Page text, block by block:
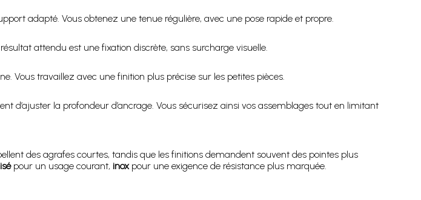
adapté. Vous obtenez une tenue régulière, avec une pose rapide et propre.
attendu est une fixation discrète, sans surcharge visuelle.
Vous travaillez avec une finition plus précise sur les petites pièces.
d’ajuster la profondeur d’ancrage. Vous sécurisez ainsi vos assemblages tout en limitant
des agrafes courtes, tandis que les finitions demandent souvent des pointes plus
pour un usage courant, inoxpour une exigence de résistance plus marquée.